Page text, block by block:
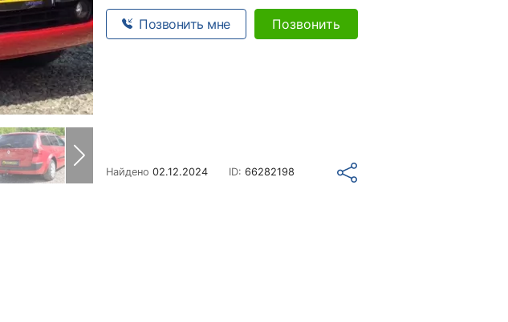
Позвонить мне Позвонить
Найдено 02.12.2024 ID: 66282198